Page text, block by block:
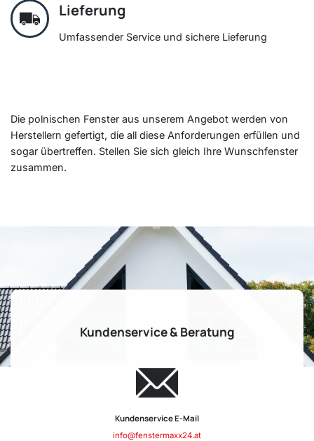
Lieferung
Umfassender Service und sichere Lieferung
Die polnischen Fenster aus unserem Angebot werden von
Herstellern gefertigt, die all diese Anforderungen erfüllen und
sogar übertreffen. Stellen Sie sich gleich Ihre Wunschfenster
zusammen.
Kundenservice & Beratung
Kundenservice E-Mail
info@fenstermaxx24.at